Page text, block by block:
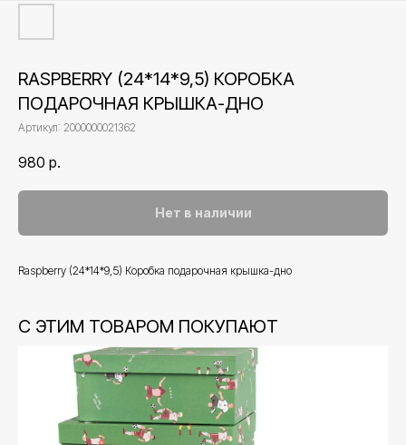
RASPBERRY (24*14*9,5) КОРОБКА
ПОДАРОЧНАЯ КРЫШКА-ДНО
Артикул: 2000000021362
980 р.
Нет в наличии
Raspberry (24*14*9,5) Коробка подарочная крышка-дно
С ЭТИМ ТОВАРОМ ПОКУПАЮТ